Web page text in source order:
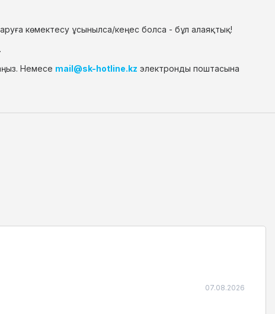
көмектесу ұсынылса/кеңес болса - бұл алаяқтық!
Немесе mail@sk-hotline.kz электронды поштасына
07.08.2026